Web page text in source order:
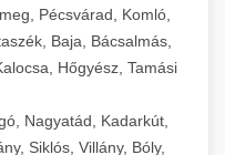
Pécsvárad, Komló,
Baja, Bácsalmás,
Hőgyész, Tamási
Nagyatád, Kadarkút,
Siklós, Villány, Bóly,